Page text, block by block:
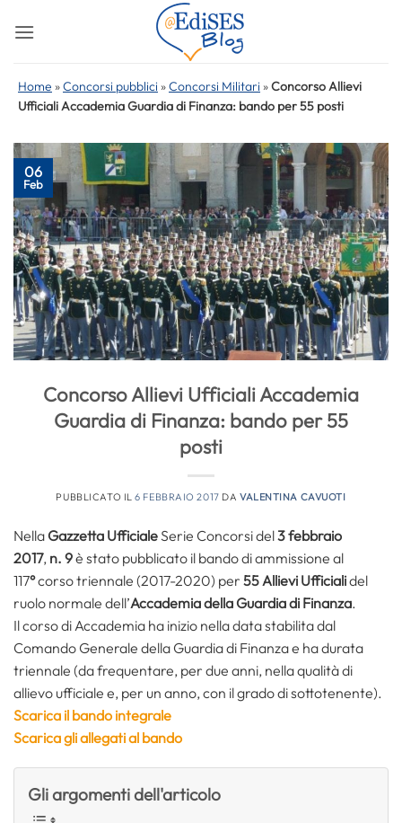
Home »Concorsi pubblici »Concorsi Militari »Concorso Allievi
Ufficiali Accademia Guardia di Finanza: bando per 55 posti
06
Feb
Concorso Allievi Ufficiali Accademia
Guardia di Finanza: bando per 55
posti
PUBBLICATO IL6 FEBBRAIO 2017 DA VALENTINA CAVUOTI
Nella Gazzetta UfficialeSerie Concorsi del3 febbraio
2017, n. 9è stato pubblicato il bando di ammissione al
117°corso triennale (2017-2020) per 55 Allievi Ufficialidel
ruolo normale dell’Accademia della Guardia di Finanza.
Il corso di Accademia ha inizio nella data stabilita dal
Comando Generale della Guardia di Finanza e ha durata
triennale (da frequentare, per due anni, nella qualità di
allievo ufficiale e, per un anno, con il grado di sottotenente).
Scarica il bando integrale
Scarica gli allegati al bando
Gli argomenti dell'articolo